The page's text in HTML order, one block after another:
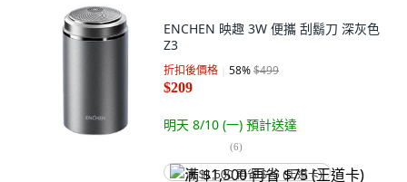
ENCHEN 映趣 3W 便攜 刮鬍刀 深灰色
Z3
折扣後價格 58%$499
$209
明天 8/10 (一) 預計送達
(6)
满 $1,500 再省 $75 (王道卡)